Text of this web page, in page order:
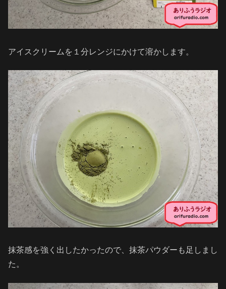
アイスクリームを１分レンジにかけて溶かします。
抹茶感を強く出したかったので、抹茶パウダーも足しまし
た。